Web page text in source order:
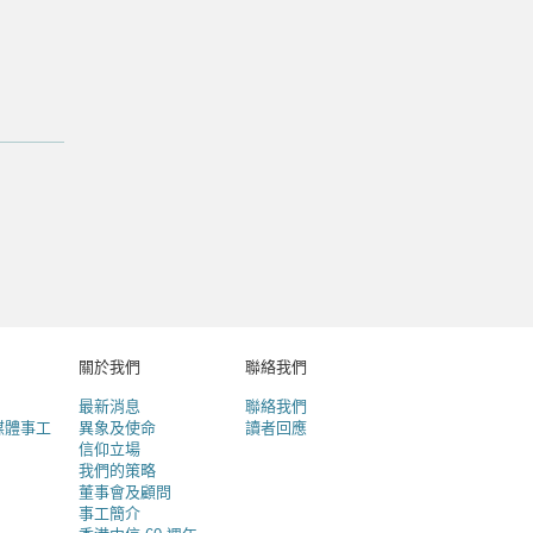
體事工
關於我們
最新消息
異象及使命
信仰立場
我們的策略
董事會及顧問
事工簡介
聯絡我們
聯絡我們
讀者回應